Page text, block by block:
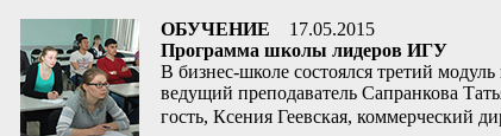
ОБУЧЕНИЕ
17.05.2015
Программа школы лидеров ИГУ
В бизнес-школе состоялся третий
ведущий преподаватель Сапранкова
гость, Ксения Геевская,